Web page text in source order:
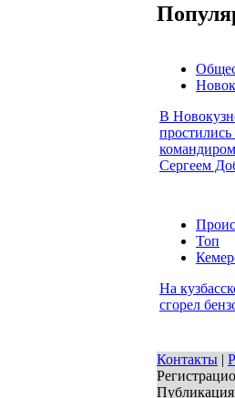
В
Сергеем
Топ
На
сгорел
Контакты |
Публикация